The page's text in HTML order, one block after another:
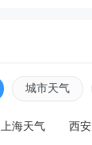
城市天气
上海天气 西